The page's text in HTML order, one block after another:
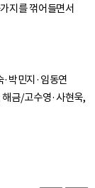
지를 꺾어들면서
박민지·임동연
금/고수영·사현욱,